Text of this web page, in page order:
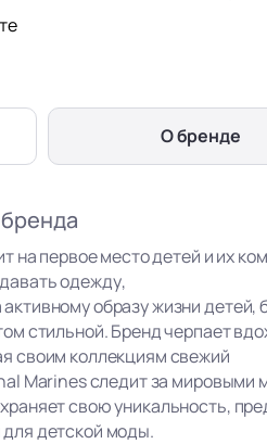
О бренде
на первое место детей и их
одежду,
образу жизни детей,
стильной. Бренд черпает
своим коллекциям свежий
Marines следит за мировыми
свою уникальность,
детской моды.